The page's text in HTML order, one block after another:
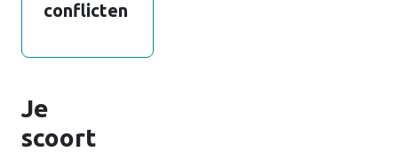
conflicten
Je
scoort